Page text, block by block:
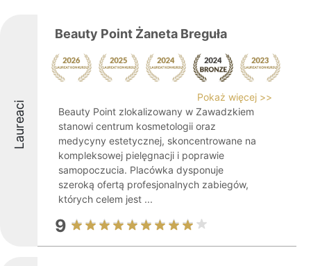
Laureaci
Beauty Point Żaneta Breguła
Pokaż więcej >>
Beauty Point zlokalizowany w Zawadzkiem
stanowi centrum kosmetologii oraz
medycyny estetycznej, skoncentrowane na
kompleksowej pielęgnacji i poprawie
samopoczucia. Placówka dysponuje
szeroką ofertą profesjonalnych zabiegów,
których celem jest ...
9